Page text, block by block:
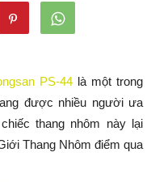
PS-44là một trong
được nhiều người ưa
thang nhôm này lại
Thang Nhôm điểm qua